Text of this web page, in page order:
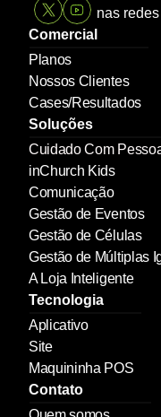
nas redes
Comercial
Planos
Nossos Clientes
Cases/Resultados
Soluções
Cuidado Com
inChurch Kids
Comunicação
Gestão de Eventos
Gestão de Células
Gestão de Múltiplas
A Loja Inteligente
Tecnologia
Aplicativo
Site
Maquininha POS
Contato